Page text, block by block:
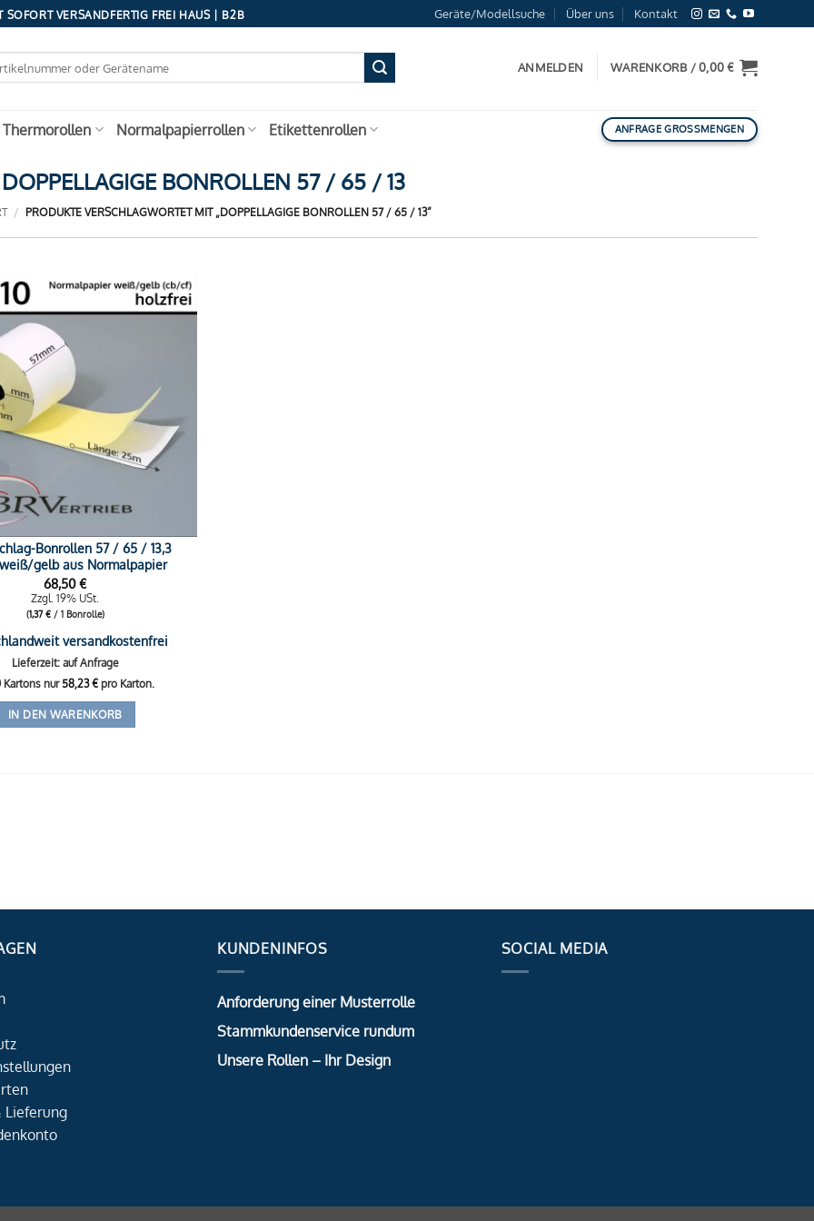
SOFORT VERSANDFERTIG FREI HAUS | B2B Geräte/Modellsuche Über uns Kontakt
ANMELDEN WARENKORB /0,00€
Normalpapierrollen Etikettenrollen ANFRAGE GROSSMENGEN
DOPPELLAGIGE BONROLLEN 57 / 65 / 13
/ PRODUKTE VERSCHLAGWORTET MIT „DOPPELLAGIGE BONROLLEN 57 / 65 / 13“
Bonrollen 57 / 65 / 13,3
gelb aus Normalpapier
68,50€
Zzgl. 19% USt.
(1,37€/ 1 Bonrolle)
versandkostenfrei
Lieferzeit: auf Anfrage
Kartons nur58,23€pro Karton.
IN DEN WARENKORB
Lieferung
KUNDENINFOS
Anforderung einer Musterrolle
Stammkundenservice rundum
Unsere Rollen – Ihr Design
SOCIAL MEDIA